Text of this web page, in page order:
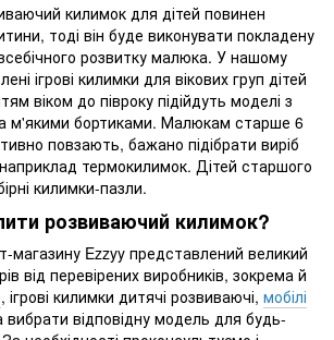
килимок для дітей повинен
тоді він буде виконувати покладену
розвитку малюка. У нашому
ігрові килимки для вікових груп дітей
віком до півроку підійдуть моделі з
м'якими бортиками. Малюкам старше 6
повзають, бажано підібрати виріб
термокилимок. Дітей старшого
килимки-пазли.
розвиваючий килимок?
магазину Ezzyy представлений великий
від перевірених виробників, зокрема й
, ігрові килимки дитячі розвиваючі, мобілі
відповідну модель для будь-